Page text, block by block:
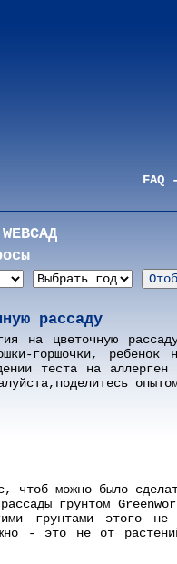
FAQ
рассаду
на цветочную
горшочки, ребенок
теста на
можно было
грунтом
грунтами этого
- это не от